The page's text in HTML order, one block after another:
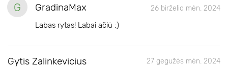
G GradinaMax 26 birželio mėn. 2024
Labas rytas! Labai ačiū :)
Gytis Zalinkevicius 27 gegužės mėn. 2024